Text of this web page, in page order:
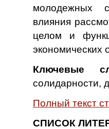
молодежных
влияния
целом и
экономических
Ключевые
солидарности,
Полный текст
СПИСОК